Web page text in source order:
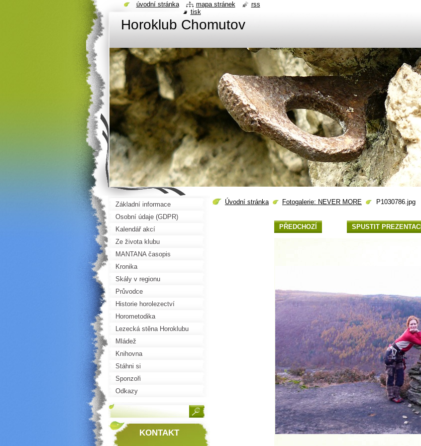
Horoklub Chomutov
Úvodní stránka Fotogalerie: NEVER MORE P1030786.jpg
PŘEDCHOZÍ SPUSTIT PREZENTACI
Základní informace
Osobní údaje (GDPR)
Kalendář akcí
Ze života klubu
MANTANA časopis
Kronika
Skály v regionu
Průvodce
Historie horolezectví
Horometodika
Lezecká stěna Horoklubu
Mládež
Knihovna
Stáhni si
Sponzoři
Odkazy
KONTAKT
úvodní stránka mapa stránek
rss
tisk